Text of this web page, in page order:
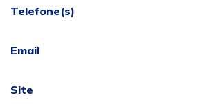
Telefone(s)
Email
Site